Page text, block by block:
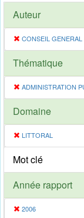
Auteur
CONSEIL
Thématique
ADMINISTRATION
Domaine
LITTORAL
Mot clé
Année rapport
2006